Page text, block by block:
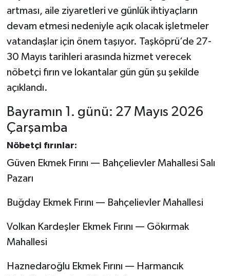
artması, aile ziyaretleri ve günlük ihtiyaçların
devam etmesi nedeniyle açık olacak işletmeler
vatandaşlar için önem taşıyor. Taşköprü’de 27-
30 Mayıs tarihleri arasında hizmet verecek
nöbetçi fırın ve lokantalar gün gün şu şekilde
açıklandı.
Bayramın 1. günü: 27 Mayıs 2026
Çarşamba
Nöbetçi fırınlar:
Güven Ekmek Fırını — Bahçelievler Mahallesi Salı
Pazarı
Buğday Ekmek Fırını — Bahçelievler Mahallesi
Volkan Kardeşler Ekmek Fırını — Gökırmak
Mahallesi
Haznedaroğlu Ekmek Fırını — Harmancık
Karadeniz Haberleri
Ulusal Haberler
Siyaset Haberleri
Dünya Haberleri
Yerel Haberler
Haber Arşivi